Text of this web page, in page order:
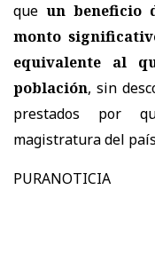
queun beneficio
monto
equivalente al
población, sin
prestados por
magistratura del
PURANOTICIA